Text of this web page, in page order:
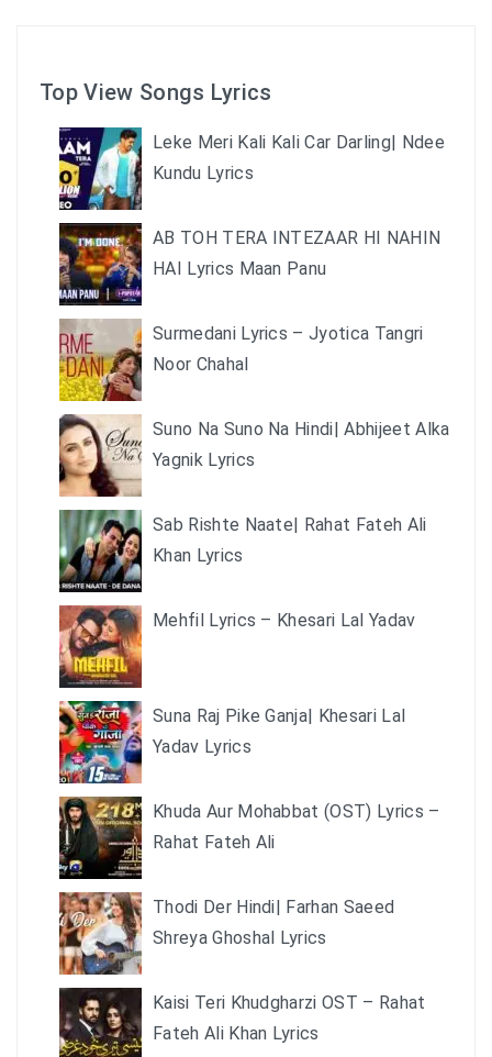
Top View Songs Lyrics
Leke Meri Kali Kali Car Darling| Ndee
Kundu Lyrics
AB TOH TERA INTEZAAR HI NAHIN
HAI Lyrics Maan Panu
Surmedani Lyrics – Jyotica Tangri
Noor Chahal
Suno Na Suno Na Hindi| Abhijeet Alka
Yagnik Lyrics
Sab Rishte Naate| Rahat Fateh Ali
Khan Lyrics
Mehfil Lyrics – Khesari Lal Yadav
Suna Raj Pike Ganja| Khesari Lal
Yadav Lyrics
Khuda Aur Mohabbat (OST) Lyrics –
Rahat Fateh Ali
Thodi Der Hindi| Farhan Saeed
Shreya Ghoshal Lyrics
Kaisi Teri Khudgharzi OST – Rahat
Fateh Ali Khan Lyrics